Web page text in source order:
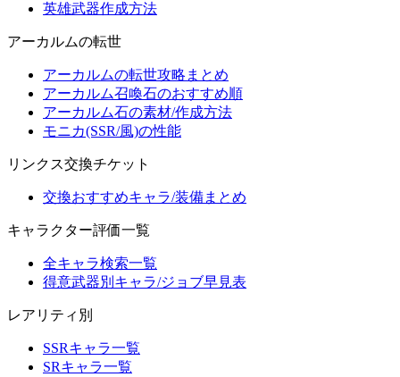
英雄武器作成方法
アーカルムの転世
アーカルムの転世攻略まとめ
アーカルム召喚石のおすすめ順
アーカルム石の素材/作成方法
モニカ(SSR/風)の性能
リンクス交換チケット
交換おすすめキャラ/装備まとめ
キャラクター評価一覧
全キャラ検索一覧
得意武器別キャラ/ジョブ早見表
レアリティ別
SSRキャラ一覧
SRキャラ一覧